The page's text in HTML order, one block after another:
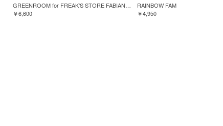
GREENROOM for FREAK'S STORE FABIAN LAVATER S/S TEE
￥6,600
RAINBOW FAM
￥4,950